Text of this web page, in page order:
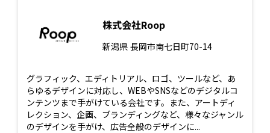
株式会社Roop
新潟県 長岡市南七日町70-14
グラフィック、エディトリアル、ロゴ、ツールなど、あ
らゆるデザインに対応し、WEBやSNSなどのデジタルコ
ンテンツまで手がけている会社です。また、アートディ
レクション、企画、ブランディングなど、様々なジャンル
のデザインを手がけ、広告全般のデザインに...